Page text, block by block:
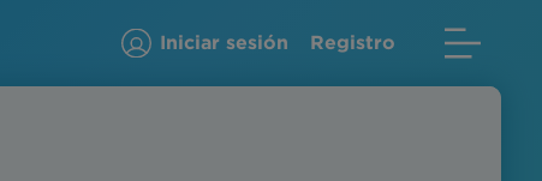
Iniciar sesión Registro